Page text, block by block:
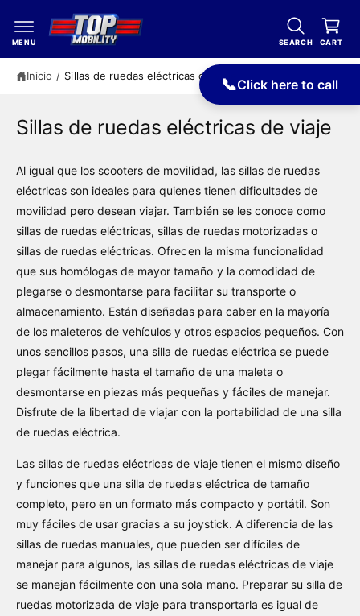
e
al
c
o
n
ni
MENU SEARCH CART
r
ri
t
o
Inicio / Sillas de ruedas eléctricas de viaje
Sillas de ruedas eléctricas de viaje
Al igual que los scooters de movilidad, las sillas de ruedas
eléctricas son ideales para quienes tienen dificultades de
movilidad pero desean viajar. También se les conoce como
sillas de ruedas eléctricas, sillas de ruedas motorizadas o
sillas de ruedas eléctricas. Ofrecen la misma funcionalidad
que sus homólogas de mayor tamaño y la comodidad de
plegarse o desmontarse para facilitar su transporte o
almacenamiento. Están diseñadas para caber en la mayoría
de los maleteros de vehículos y otros espacios pequeños. Con
unos sencillos pasos, una silla de ruedas eléctrica se puede
plegar fácilmente hasta el tamaño de una maleta o
desmontarse en piezas más pequeñas y fáciles de manejar.
Disfrute de la libertad de viajar con la portabilidad de una silla
de ruedas eléctrica.
Las sillas de ruedas eléctricas de viaje tienen el mismo diseño
y funciones que una silla de ruedas eléctrica de tamaño
completo, pero en un formato más compacto y portátil. Son
muy fáciles de usar gracias a su joystick. A diferencia de las
sillas de ruedas manuales, que pueden ser difíciles de
manejar para algunos, las sillas de ruedas eléctricas de viaje
se manejan fácilmente con una sola mano. Preparar su silla de
ruedas motorizada de viaje para transportarla es igual de
📞Click here to call